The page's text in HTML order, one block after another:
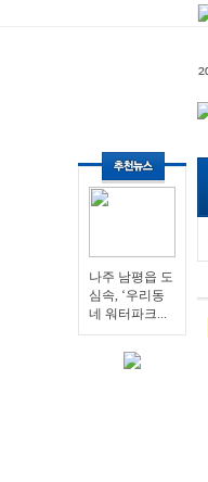
나주 남평읍 도
심속, ‘우리동
네 워터파크...